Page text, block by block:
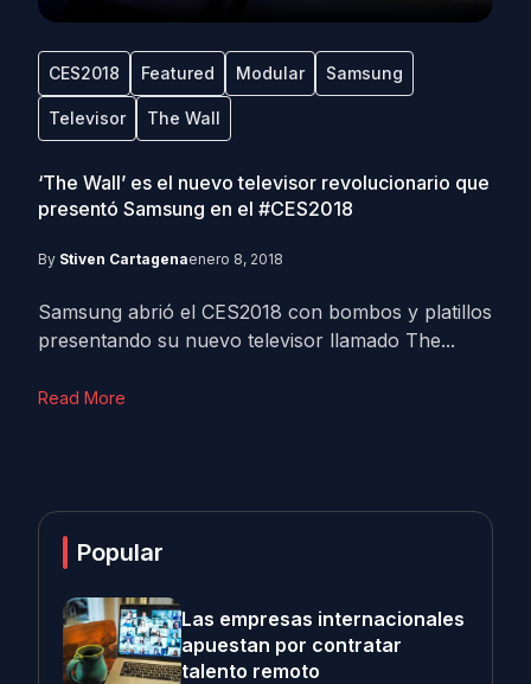
CES2018 Featured Modular Samsung
Televisor The Wall
‘The Wall’ es el nuevo televisor revolucionario que
presentó Samsung en el #CES2018
By Stiven Cartagenaenero 8, 2018
Samsung abrió el CES2018 con bombos y platillos
presentando su nuevo televisor llamado The...
Read More
Popular
Las empresas internacionales
apuestan por contratar
talento remoto